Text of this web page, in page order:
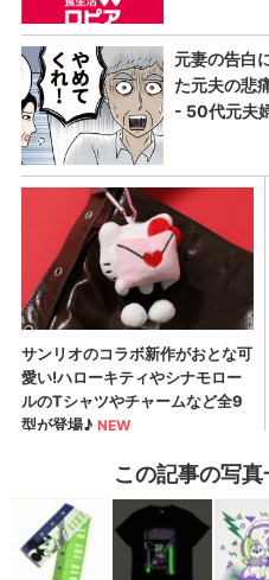
この記事の写真